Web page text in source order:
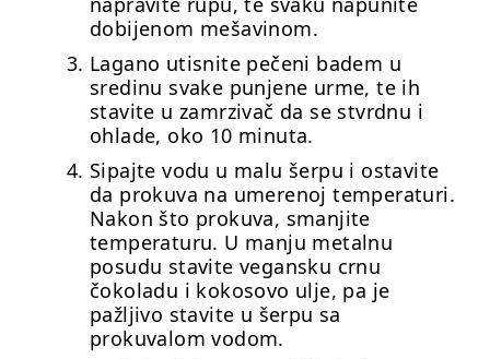
dobijenom mešavinom.
Lagano utisnite pečeni badem u
sredinu svake punjene urme, te ih
stavite u zamrzivač da se stvrdnu i
ohlade, oko 10 minuta.
Sipajte vodu u malu šerpu i ostavite
da prokuva na umerenoj temperaturi.
Nakon što prokuva, smanjite
temperaturu. U manju metalnu
posudu stavite vegansku crnu
čokoladu i kokosovo ulje, pa je
pažljivo stavite u šerpu sa
prokuvalom vodom.